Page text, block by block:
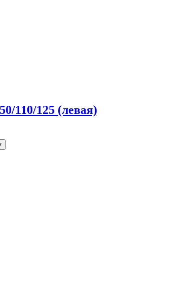
110/125 (левая)